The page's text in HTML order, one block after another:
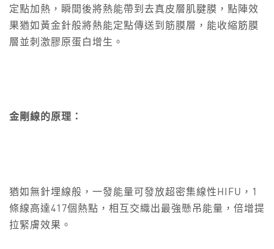
定點加熱，瞬間後將熱能帶到去真皮層肌腱膜，點陣效
果猶如黃金針般將熱能定點傳送到筋膜層，能收縮筋膜
層並刺激膠原蛋白增生。
金剛線的原理：
猶如無針埋線般，一發能量可發放超密集線性HIFU，1
條線高達417個熱點，相互交織出最強懸吊能量，倍增提
拉緊膚效果。